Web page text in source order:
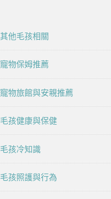
其他毛孩相關
寵物保姆推薦
寵物旅館與安親推薦
毛孩健康與保健
毛孩冷知識
毛孩照護與行為